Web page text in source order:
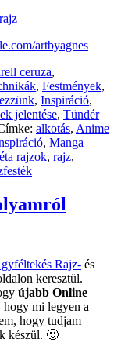
artbyagnes
ceruza,
, Festmények,
, Inspiráció,
jelentése, Tündér
alkotás, Anime
, Manga
rajzok, rajz,
Rajz- és
keresztül.
újabb Online
hogy mi legyen a
hogy tudjam
készül. 🙂